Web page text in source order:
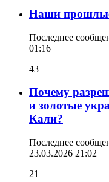
Наши
Последнее
01:16
43
Почему
и золотые
Кали?
Последнее
23.03.2026 21:02
21